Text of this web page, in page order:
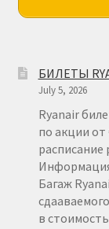
БИЛЕТЫ
July 5, 2026
Ryanair
по акции от
расписание
Информация
Багаж
в